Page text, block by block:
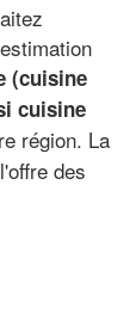
(cuisine
cuisine
région. La
des